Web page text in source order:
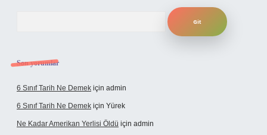
Son yorumlar
6 Sınıf Tarih Ne Demek için admin
6 Sınıf Tarih Ne Demek için Yürek
Ne Kadar Amerikan Yerlisi Öldü için admin